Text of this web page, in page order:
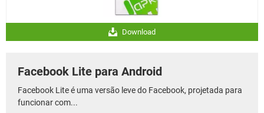
Download
Facebook Lite para Android
Facebook Lite é uma versão leve do Facebook, projetada para
funcionar com...